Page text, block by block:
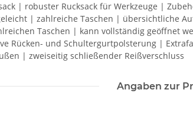
| robuster Rucksack für Werkzeuge |
| zahlreiche Taschen | übersichtliche
Taschen | kann vollständig geöffnet
Rücken- und Schultergurtpolsterung |
| zweiseitig schließender Reißverschluss
Angaben zur